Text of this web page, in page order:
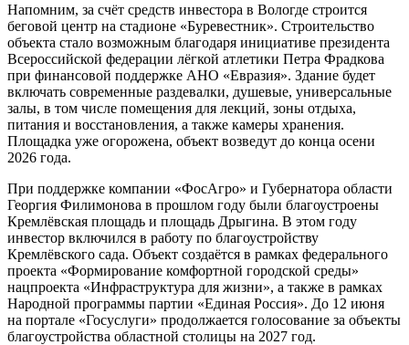
Напомним, за счёт средств инвестора в Вологде строится
беговой центр на стадионе «Буревестник». Строительство
объекта стало возможным благодаря инициативе президента
Всероссийской федерации лёгкой атлетики Петра Фрадкова
при финансовой поддержке АНО «Евразия». Здание будет
включать современные раздевалки, душевые, универсальные
залы, в том числе помещения для лекций, зоны отдыха,
питания и восстановления, а также камеры хранения.
Площадка уже огорожена, объект возведут до конца осени
2026 года.
При поддержке компании «ФосАгро» и Губернатора области
Георгия Филимонова в прошлом году были благоустроены
Кремлёвская площадь и площадь Дрыгина. В этом году
инвестор включился в работу по благоустройству
Кремлёвского сада. Объект создаётся в рамках федерального
проекта «Формирование комфортной городской среды»
нацпроекта «Инфраструктура для жизни», а также в рамках
Народной программы партии «Единая Россия». До 12 июня
на портале «Госуслуги» продолжается голосование за объекты
благоустройства областной столицы на 2027 год.